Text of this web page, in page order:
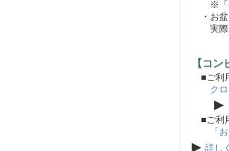
※「発
・お盆
実際と
【コ
■ご利
ク
▶
■ご利
「
▶ 詳し